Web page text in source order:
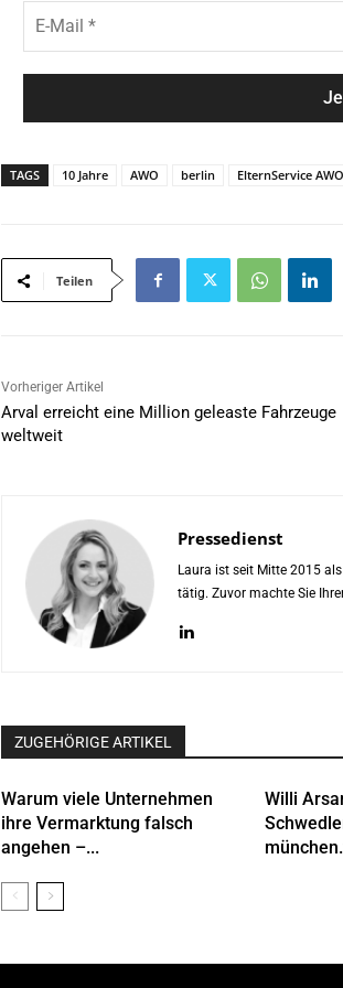
M
a
TAGS 10 Jahre AWO berlin ElternService AWO
Teilen
Vorheriger Artikel
Arval erreicht eine Million geleaste Fahrzeuge
weltweit
Pressedienst
Laura ist seit Mitte 2015
tätig. Zuvor machte Sie
ZUGEHÖRIGE ARTIKEL
Warum viele Unternehmen
ihre Vermarktung falsch
angehen –...
Willi